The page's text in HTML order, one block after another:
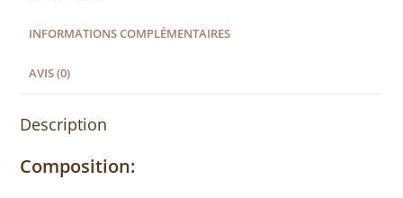
INFORMATIONS COMPLÉMENTAIRES
AVIS (0)
Description
Composition: